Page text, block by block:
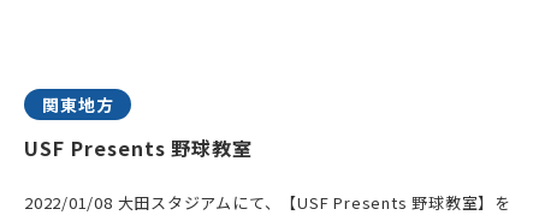
関東地方
USF Presents 野球教室
2022/01/08 大田スタジアムにて、【USF Presents 野球教室】を